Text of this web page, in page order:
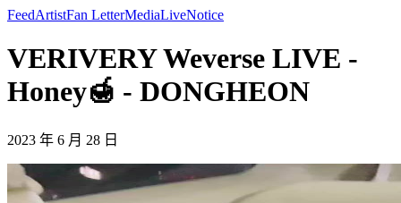
FeedArtistFan LetterMediaLiveNotice
VERIVERY Weverse LIVE -
Honey🍯 - DONGHEON
2023 年 6 月 28 日